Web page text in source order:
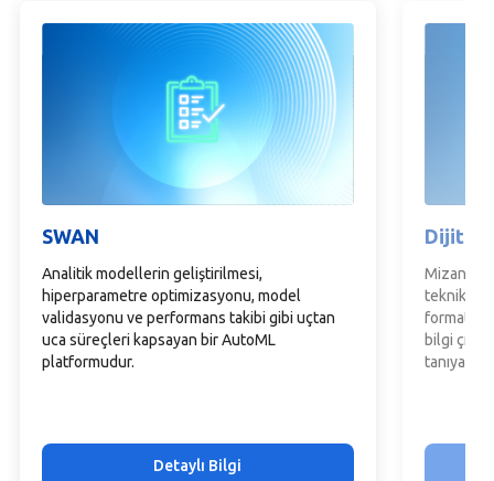
SWAN
Analitik modellerin geliştirilmesi,
hiperparametre optimizasyonu, model
validasyonu ve performans takibi gibi uçtan
uca süreçleri kapsayan bir AutoML
platformudur.
Detaylı Bilgi
Dijital
Mizanı
teknikleri
formata
bilgi
tanıyan